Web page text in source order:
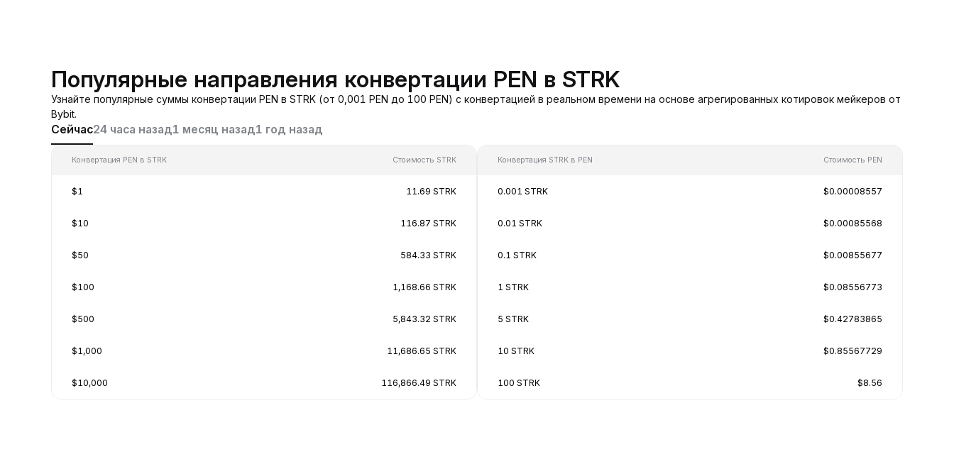
Популярные направления конвертации PEN в STRK
Узнайте популярные суммы конвертации PEN в STRK (от 0,001 PEN до 100 PEN) с конвертацией в реальном времени на основе агрегированных котировок мейкеров от
Bybit.
Сейчас24 часа назад1 месяц назад1 год назад
Конвертация PEN в STRK Стоимость STRK
$1 11.69 STRK
$10 116.87 STRK
$50 584.33 STRK
$100 1,168.66 STRK
$500 5,843.32 STRK
$1,000 11,686.65 STRK
$10,000 116,866.49 STRK
Конвертация STRK в PEN Стоимость PEN
0.001 STRK $0.00008557
0.01 STRK $0.00085568
0.1 STRK $0.00855677
1 STRK $0.08556773
5 STRK $0.42783865
10 STRK $0.85567729
100 STRK $8.56